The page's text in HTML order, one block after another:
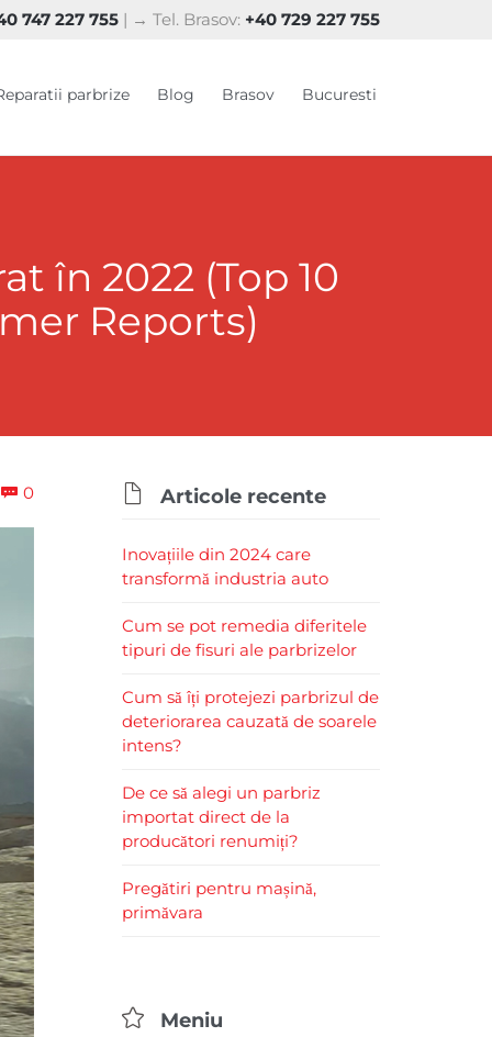
747 227 755 | → Tel. Brasov: +40 729 227 755
parbrize Blog Brasov Bucuresti
în 2022 (Top 10
Reports)
 0Comments  Articole recente
Inovațiile din 2024 care
transformă industria auto
Cum se pot remedia diferitele
tipuri de fisuri ale parbrizelor
Cum să îți protejezi parbrizul de
deteriorarea cauzată de soarele
intens?
De ce să alegi un parbriz
importat direct de la
producători renumiți?
Pregătiri pentru mașină,
primăvara
 Meniu